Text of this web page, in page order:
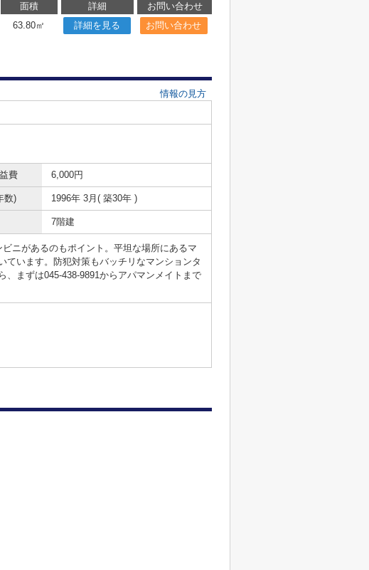
面積 詳細
お問い合わせ
63.80㎡ 詳細を見る お問い合わせ
情報の見方
費 6,000円
数) 1996年 3月( 築30年 )
7階建
ニがあるのもポイント。平坦な場所にあるマ
ています。防犯対策もバッチリなマンションタ
まずは045-438-9891からアパマンメイトまで